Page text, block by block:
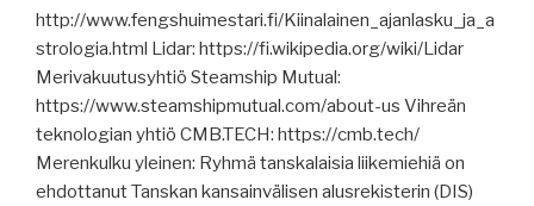
Kiinalle,
EU:n
tullikoodeksi
uudistuu,
lisää
pakotteita,
ICS
http://www.fengshuimestari.fi/Kiinalainen_ajanlasku_ja_a
strologia.html Lidar: https://fi.wikipedia.org/wiki/Lidar
Merivakuutusyhtiö Steamship Mutual:
https://www.steamshipmutual.com/about-us Vihreän
teknologian yhtiö CMB.TECH: https://cmb.tech/
Merenkulku yleinen: Ryhmä tanskalaisia liikemiehiä on
ehdottanut Tanskan kansainvälisen alusrekisterin (DIS)